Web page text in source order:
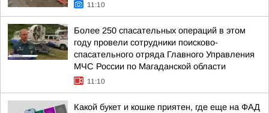
11:10
Более 250 спасательных операций в этом
году провели сотрудники поисково-
спасательного отряда Главного Управления
МЧС России по Магаданской области
11:10
Какой букет и кошке приятен, где еще на ФАД